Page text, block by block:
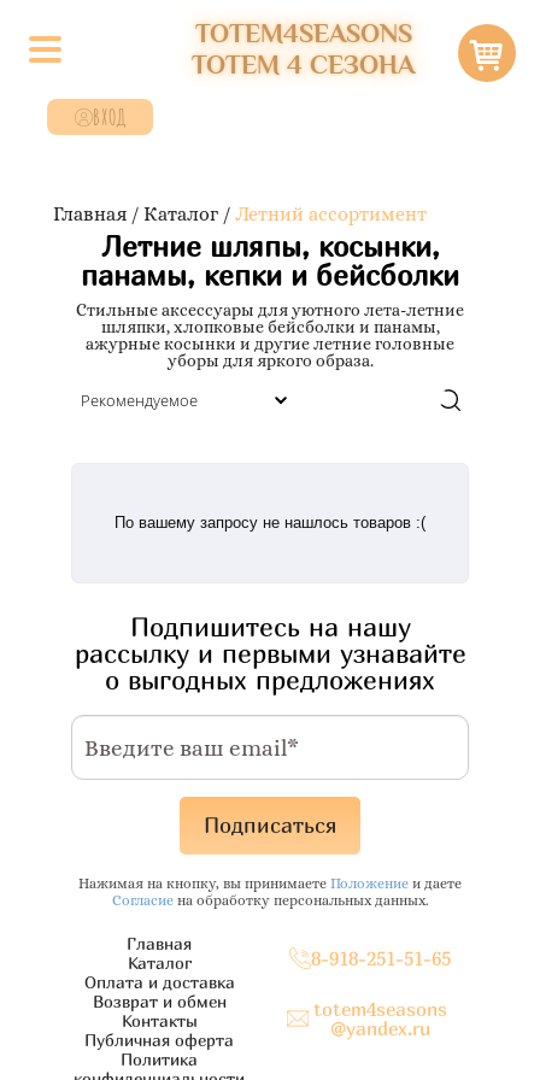
TOTEM4SEASONS
ТОТЕМ 4 СЕЗОНА
ВХОД
Главная / Каталог / Летний ассортимент
Летние шляпы, косынки,
панамы, кепки и бейсболки
Стильные аксессуары для уютного лета-летние
шляпки, хлопковые бейсболки и панамы,
ажурные косынки и другие летние головные
уборы для яркого образа.
По вашему запросу не нашлось товаров :(
Подпишитесь на нашу
рассылку и первыми узнавайте
о выгодных предложениях
Подписаться
Нажимая на кнопку, вы принимаете Положение и даете
Согласиена обработку персональных данных.
Главная
Каталог
Оплата и доставка
Возврат и обмен
Контакты
Публичная оферта
Политика
8-918-251-51-65
totem4seasons
@yandex.ru